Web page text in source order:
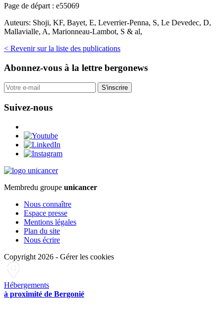
Page de départ : e55069
Auteurs: Shoji, KF, Bayet, E, Leverrier-Penna, S, Le Devedec, D,
Mallavialle, A, Marionneau-Lambot, S & al,
< Revenir sur la liste des publications
Abonnez-vous à la lettre bergonews
S'inscrire
Suivez-nous
Membredu groupe unicancer
Nous connaître
Espace presse
Mentions légales
Plan du site
Nous écrire
Copyright 2026 - Gérer les cookies
Hébergements
à proximité de Bergonié